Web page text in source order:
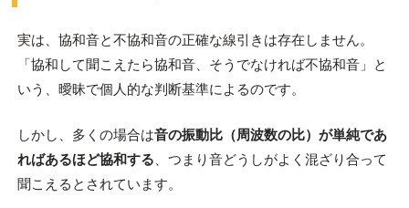
実は、協和音と不協和音の正確な線引きは存在しません。
「協和して聞こえたら協和音、そうでなければ不協和音」と
いう、曖昧で個人的な判断基準によるのです。
しかし、多くの場合は音の振動比（周波数の比）が単純であ
ればあるほど協和する 、つまり音どうしがよく混ざり合って
聞こえるとされています。